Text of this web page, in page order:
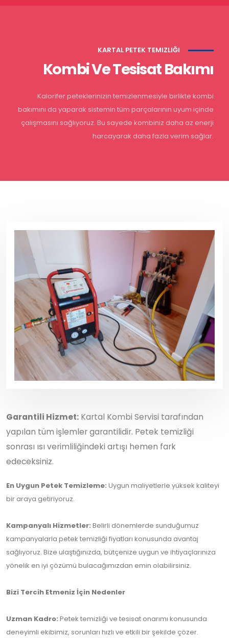
KARTAL PETEK TEMIZLIĞI
Kombi Ve Tesisat Bakımı
Kalorifer peteklerinizin temizlenmesiyle birlikte kombi
bakımını da yaparak sistemin tüm parçalarının uyum içinde
çalışmasını sağlıyoruz. Bu sayede kombiniz daha az enerji
harcayarak daha fazla verim sağlar.
Garantili Hizmet: Kartal Kombi Servisi tarafından
yapılan tüm işlemler garantilidir. Petek temizliği
sonrası ısı verimliliğindeki artışı hemen fark
edeceksiniz.
En Uygun Petek Temizleme: Uygun maliyetlerle yüksek kaliteyi
bir araya getiriyoruz.
Kampanyalı Hizmetler: Belirli dönemlerde sunduğumuz
kampanyalarla petek temizliği fiyatları konusunda avantaj
sağlıyoruz. Bize ulaştığınızda, bütçenize uygun ve ihtiyaçlarınıza
yönelik en iyi çözümü bulacağımızdan emin olabilirsiniz.
Bizi Tercih Etmeniz İçin Nedenler
Uzman Kadro: Petek temizliği ve tesisat onarımı konusunda
deneyimli ekibimiz, sorunları hızlı ve etkili bir şekilde çözer.